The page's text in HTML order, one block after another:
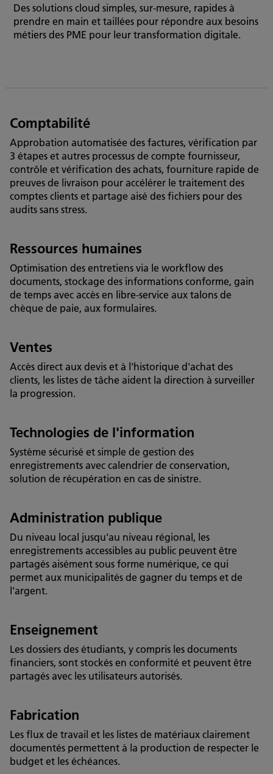
Des solutions cloud simples, sur-mesure, rapides à
prendre en main et taillées pour répondre aux besoins
métiers des PME pour leur transformation digitale.
Comptabilité
Approbation automatisée des factures, vérification par
3 étapes et autres processus de compte fournisseur,
contrôle et vérification des achats, fourniture rapide de
preuves de livraison pour accélérer le traitement des
comptes clients et partage aisé des fichiers pour des
audits sans stress.
Ressources humaines
Optimisation des entretiens via le workflow des
documents, stockage des informations conforme, gain
de temps avec accès en libre-service aux talons de
chèque de paie, aux formulaires.
Ventes
Accès direct aux devis et à l'historique d'achat des
clients, les listes de tâche aident la direction à surveiller
la progression.
Technologies de l'information
Système sécurisé et simple de gestion des
enregistrements avec calendrier de conservation,
solution de récupération en cas de sinistre.
Administration publique
Du niveau local jusqu'au niveau régional, les
enregistrements accessibles au public peuvent être
partagés aisément sous forme numérique, ce qui
permet aux municipalités de gagner du temps et de
l'argent.
Enseignement
Les dossiers des étudiants, y compris les documents
financiers, sont stockés en conformité et peuvent être
partagés avec les utilisateurs autorisés.
Fabrication
Les flux de travail et les listes de matériaux clairement
documentés permettent à la production de respecter le
budget et les échéances.